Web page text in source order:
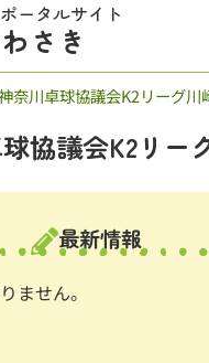
ータルサイト
さき
奈川卓球協議会K2リーグ川
協議会K2リー
最新情報
ません。